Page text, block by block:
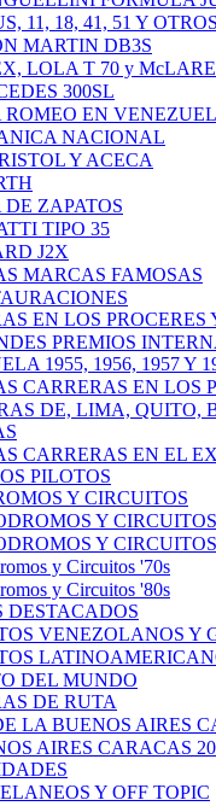
11, 18, 41, 51 Y
MARTIN DB3S
LOLA T 70 y
300SL
EN
NACIONAL
Y ACECA
ZAPATOS
TIPO 35
J2X
MARCAS FAMOSAS
EN LOS PROCERES
PREMIOS
1955, 1956, 1957 Y
CARRERAS EN LOS
DE, LIMA, QUITO,
CARRERAS EN EL
PILOTOS
Y CIRCUITOS
Y CIRCUITOS
Y CIRCUITOS
y Circuitos '70s
y Circuitos '80s
DESTACADOS
VENEZOLANOS Y
DEL MUNDO
DE RUTA
LA BUENOS AIRES
AIRES CARACAS
Y OFF TOPIC